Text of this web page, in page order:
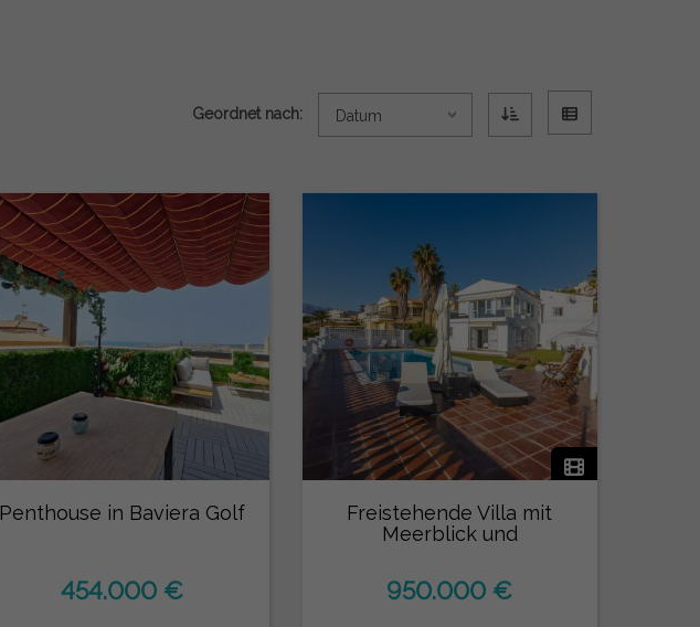
Geordnet nach: Datum
Penthouse in Baviera Golf
454.000 €
Freistehende Villa mit
Meerblick und
950.000 €